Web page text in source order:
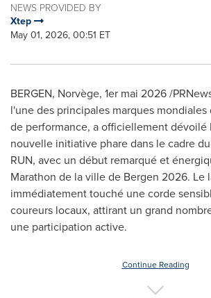
NEWS PROVIDED BY
Xtep
May 01, 2026, 00:51 ET
BERGEN, Norvège, 1er mai 2026/
l'une des principales marques mondiales
de performance, a officiellement dévoilé
nouvelle initiative phare dans le cadre
RUN, avec un début remarqué et
Marathon de la ville de Bergen 2026. Le
immédiatement touché une corde
coureurs locaux, attirant un grand
une participation active.
Continue Reading